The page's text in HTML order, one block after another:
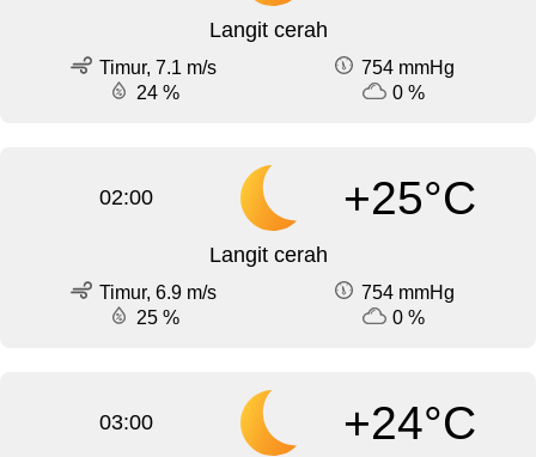
Langit cerah
Timur, 7.1 m/s
754 mmHg
24 %
0 %
02:00 +25°C
Langit cerah
Timur, 6.9 m/s
754 mmHg
25 %
0 %
03:00 +24°C